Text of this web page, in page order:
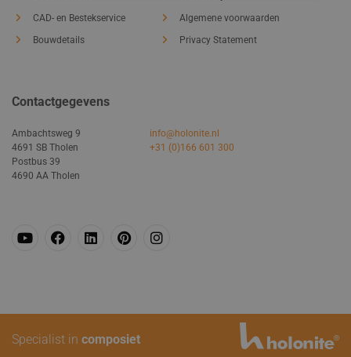
CAD- en Bestekservice
Bouwdetails
Algemene voorwaarden
Privacy Statement
Contactgegevens
Ambachtsweg 9
4691 SB Tholen
Postbus 39
4690 AA Tholen
info@holonite.nl
+31 (0)166 601 300
Specialist in composiet